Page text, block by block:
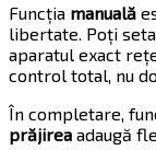
Funcția manuală
libertate. Poți
aparatul exact
control total, nu
În completare,
prăjirea adaugă